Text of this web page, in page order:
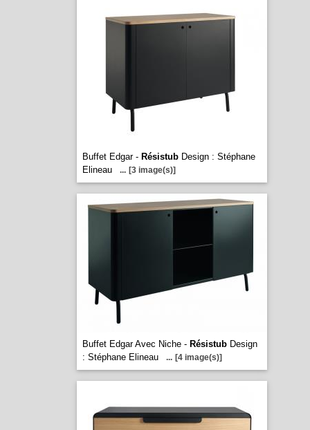
Buffet Edgar - RésistubDesign : Stéphane
Elineau
... [3 image(s)]
Buffet Edgar Avec Niche - RésistubDesign
: Stéphane Elineau
... [4 image(s)]